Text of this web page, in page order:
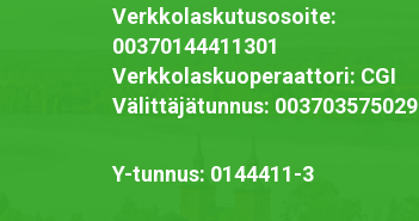
Verkkolaskutusosoite:
00370144411301
Verkkolaskuoperaattori: CGI
Välittäjätunnus: 003703575029
Y-tunnus: 0144411-3